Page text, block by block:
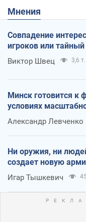
Мнения
Совпадение
игроков или
Виктор Швец 3,6 т.
Минск готовится к
условиях
Александр Левченко
Ни оружия, ни
создает новую
Игар Тышкевич